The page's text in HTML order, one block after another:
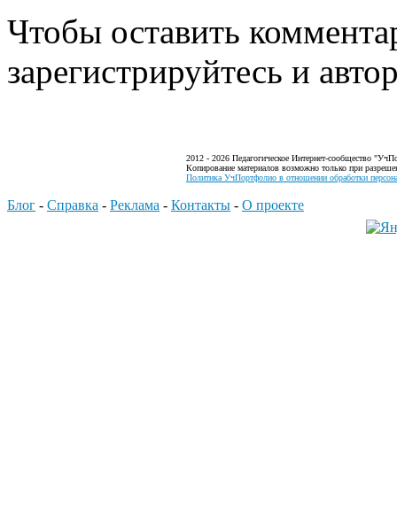
Чтобы оставить
зарегистрируйтесь и
2012 - 2026 Педагогическое Интернет-сообщество
Копирование материалов возможно только при
Политика УчПортфолио в отношении обработки
Блог - Справка - Реклама - Контакты - О проекте